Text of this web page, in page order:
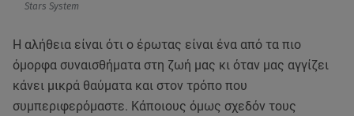
Stars System
Η αλήθεια είναι ότι ο έρωτας είναι ένα από τα πιο
όμορφα συναισθήματα στη ζωή μας κι όταν μας αγγίζει
κάνει μικρά θαύματα και στον τρόπο που
συμπεριφερόμαστε. Κάποιους όμως σχεδόν τους